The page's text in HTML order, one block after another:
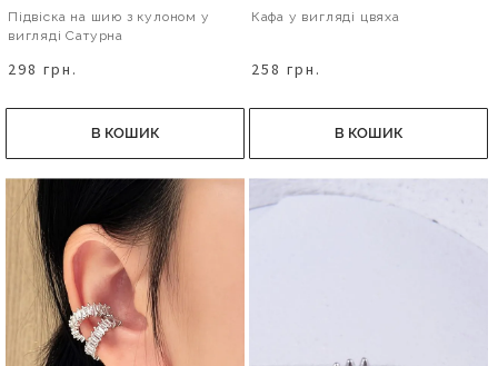
Підвіска на шию з кулоном у
вигляді Сатурна
298 грн.
В КОШИК
Кафа у вигляді цвяха
258 грн.
В КОШИК